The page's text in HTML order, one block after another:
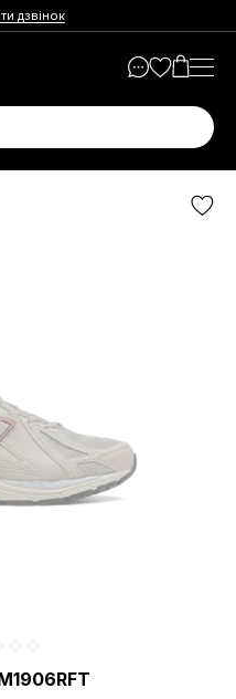
дзвінок